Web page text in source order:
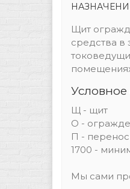
Щит
средства в
Щ - щит
О -
П -
1700 -
Мы сами